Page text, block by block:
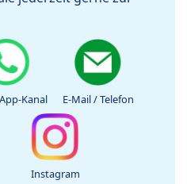
Kanal E-Mail / Telefon
Instagram